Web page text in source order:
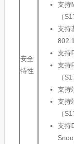
安全
特性
支持
（
支持
支持
支持
（
支持
支持
（
支持